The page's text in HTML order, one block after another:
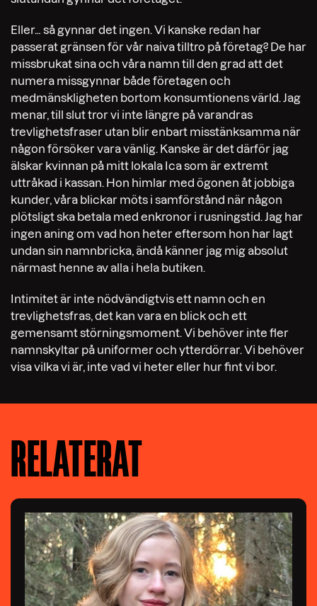
Eller… så gynnar det ingen. Vi kanske redan har
passerat gränsen för vår naiva tilltro på företag? De har
missbrukat sina och våra namn till den grad att det
numera missgynnar både företagen och
medmänskligheten bortom konsumtionens värld. Jag
menar, till slut tror vi inte längre på varandras
trevlighetsfraser utan blir enbart misstänksamma när
någon försöker vara vänlig. Kanske är det därför jag
älskar kvinnan på mitt lokala Ica som är extremt
uttråkad i kassan. Hon himlar med ögonen åt jobbiga
kunder, våra blickar möts i samförstånd när någon
plötsligt ska betala med enkronor i rusningstid. Jag har
ingen aning om vad hon heter eftersom hon har lagt
undan sin namnbricka, ändå känner jag mig absolut
närmast henne av alla i hela butiken.
Intimitet är inte nödvändigtvis ett namn och en
trevlighetsfras, det kan vara en blick och ett
gemensamt störningsmoment. Vi behöver inte fler
namnskyltar på uniformer och ytterdörrar. Vi behöver
visa vilka vi är, inte vad vi heter eller hur fint vi bor.
RELATERAT